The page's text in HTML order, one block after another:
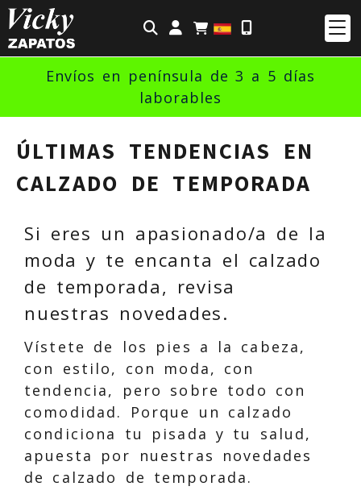
Identifícate
Envíos en península de 3 a 5 días
laborables
ÚLTIMAS TENDENCIAS EN
CALZADO DE TEMPORADA
Si eres un apasionado/a de la
moda y te encanta el calzado
de temporada, revisa
nuestras novedades.
Vístete de los pies a la cabeza,
con estilo, con moda, con
tendencia, pero sobre todo con
comodidad. Porque un calzado
condiciona tu pisada y tu salud,
apuesta por nuestras novedades
de calzado de temporada.